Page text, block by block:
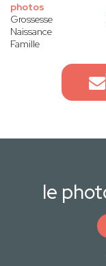
photos
Grossesse
Naissance
Famille
le